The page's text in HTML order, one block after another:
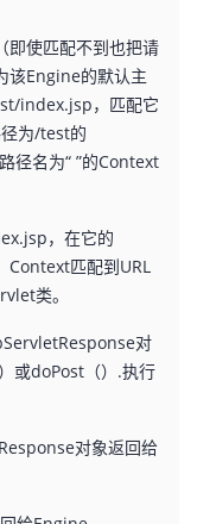
使匹配不到也把请
该Engine的默认主
index.jsp，匹配它
为/test的
径名为“ ”的Context
，在它的
匹配到URL
类。
对
或doPost（）.执行
对象返回给